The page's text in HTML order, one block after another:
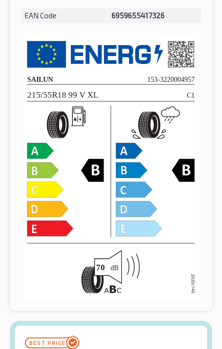
EAN Code 6959655417326